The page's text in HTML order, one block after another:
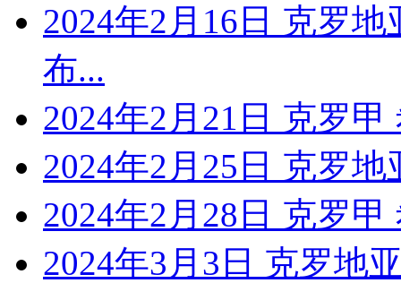
2024年2月16日 克罗
布...
2024年2月21日 克罗
2024年2月25日 克罗
2024年2月28日 克罗
2024年3月3日 克罗地